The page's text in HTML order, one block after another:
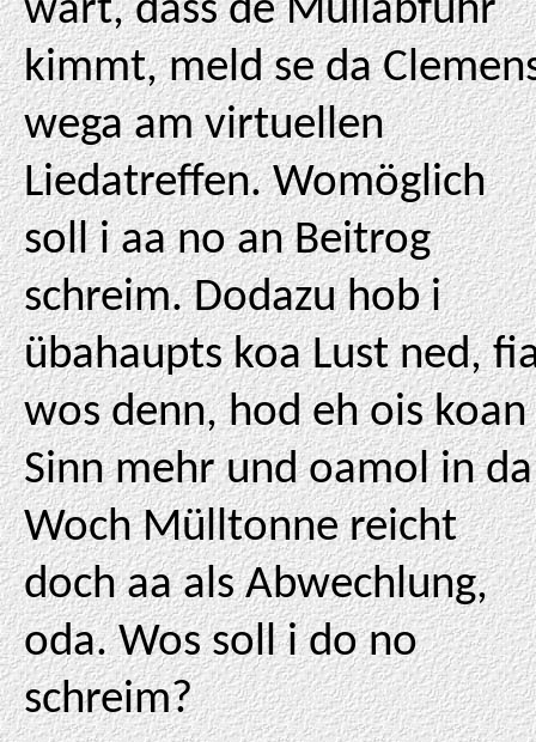
wart, dass de Müllabfuhr
kimmt, meld se da
wega am virtuellen
Liedatreffen. Womöglich
soll i aa no an Beitrog
schreim. Dodazu hob i
übahaupts koa Lust ned,
wos denn, hod eh ois koan
Sinn mehr und oamol in da
Woch Mülltonne reicht
doch aa als Abwechlung,
oda. Wos soll i do no
schreim?